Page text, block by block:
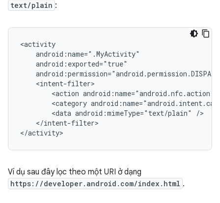
text/plain :
<action
<category
<data android:mimeType="text/plain"
</intent-filter>
</activity>
Ví dụ sau đây lọc theo một URI ở dạng
https://developer.android.com/index.html .